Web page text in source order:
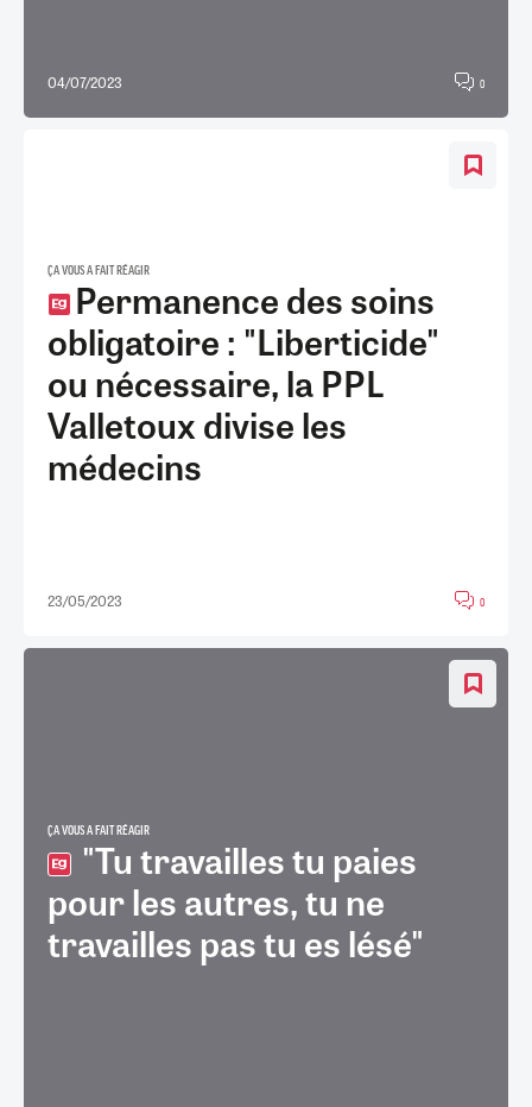
04/07/2023 0
ÇA VOUS A FAIT RÉAGIR
Permanence des soins
obligatoire : "Liberticide"
ou nécessaire, la PPL
Valletoux divise les
médecins
23/05/2023 0
ÇA VOUS A FAIT RÉAGIR
"Tu travailles tu paies
pour les autres, tu ne
travailles pas tu es lésé"